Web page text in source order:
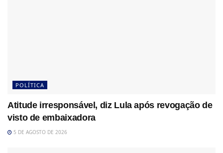
POLÍTICA
Atitude irresponsável, diz Lula após revogação de
visto de embaixadora
5 DE AGOSTO DE 2026